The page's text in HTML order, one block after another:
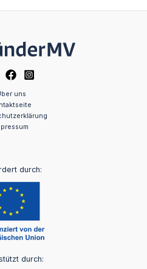
uns
durch:
durch: